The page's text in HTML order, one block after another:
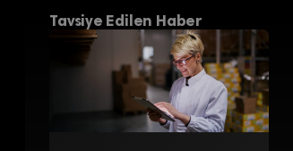
Tavsiye Edilen Haber